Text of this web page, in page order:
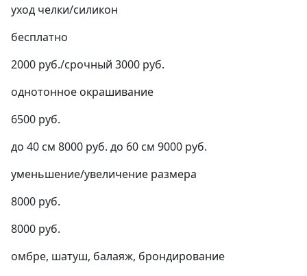
уход челки/силикон
бесплатно
2000 руб./срочный 3000 руб.
однотонное окрашивание
6500 руб.
до 40 см 8000 руб. до 60 см 9000 руб.
уменьшение/увеличение размера
8000 руб.
8000 руб.
омбре, шатуш, балаяж, брондирование